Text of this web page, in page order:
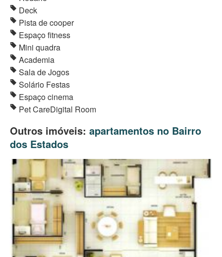
Deck
Pista de cooper
Espaço fitness
Mini quadra
Academia
Sala de Jogos
Solário Festas
Espaço cinema
Pet CareDigital Room
Outros imóveis: apartamentos no Bairro
dos Estados